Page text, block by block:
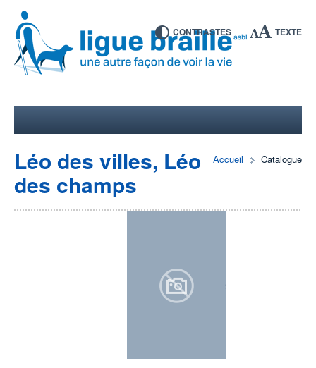
CONTRASTES TEXTE
Accueil Catalogue
Léo des villes, Léo
des champs